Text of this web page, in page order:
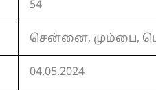
54
சென்னை, மும்பை,
04.05.2024